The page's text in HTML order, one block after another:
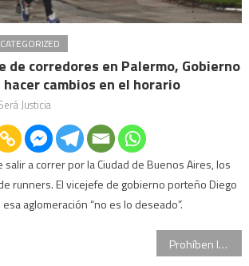
de corredores en Palermo, Gobierno
cambios en el horario
Justicia
salir a correr por la Ciudad de Buenos Aires, los
runners. El vicejefe de gobierno porteño Diego
aglomeración “no es lo deseado”.
Prohíben la venta de alimentos en inmediaciones de los estadios de fútbol